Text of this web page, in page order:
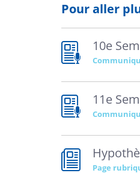
Pour aller
10e
11e
Page